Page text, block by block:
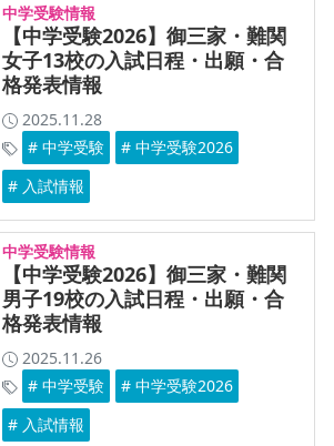
中学受験情報
【中学受験2026】御三家・難関
女子13校の入試日程・出願・合
格発表情報
2025.11.28
# 中学受験
# 中学受験2026
# 入試情報
中学受験情報
【中学受験2026】御三家・難関
男子19校の入試日程・出願・合
格発表情報
2025.11.26
# 中学受験
# 中学受験2026
# 入試情報